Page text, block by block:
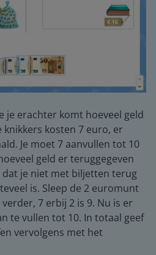
je erachter komt hoeveel geld
kosten 7 euro, er
Je moet 7 aanvullen tot 10
geld er teruggegeven
dat je niet met biljetten terug
is. Sleep de 2 euromunt
7 erbij 2 is 9. Nu is er
te vullen tot 10. In totaal geef
vervolgens met het